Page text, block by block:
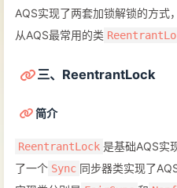
AQS实现了两套加锁解锁的方式
从AQS最常用的类
三、ReentrantLock
简介
ReentrantLock 是基础AQS实
了一个 Sync 同步器类实现了